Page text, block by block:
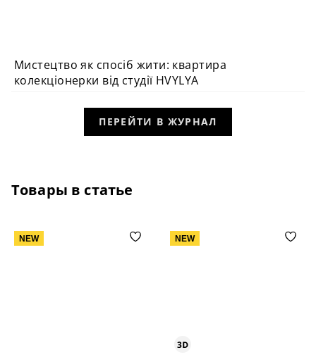
ВИБІР РЕДАКЦІЇ
Мистецтво як спосіб жити: квартира
колекціонерки від студії HVYLYA
ПЕРЕЙТИ В ЖУРНАЛ
Товары в статье
NEW NEW